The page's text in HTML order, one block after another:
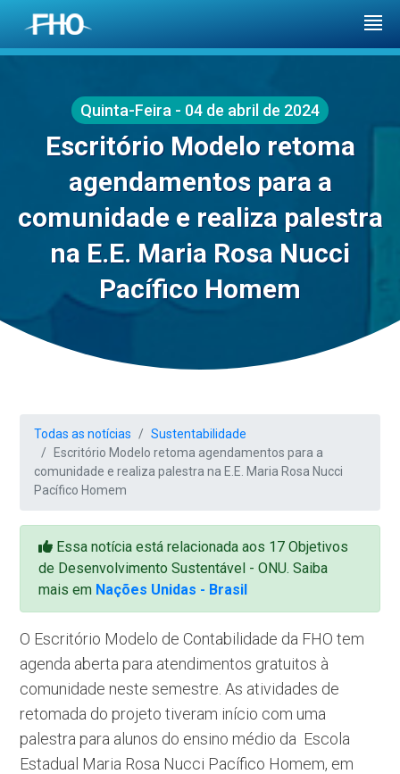
Quinta-Feira - 04 de abril de 2024
Escritório Modelo retoma
agendamentos para a
comunidade e realiza palestra
na E.E. Maria Rosa Nucci
Pacífico Homem
Todas as notícias
Sustentabilidade
Escritório Modelo retoma agendamentos para a
comunidade e realiza palestra na E.E. Maria Rosa Nucci
Pacífico Homem
Essa notícia está relacionada aos 17 Objetivos
de Desenvolvimento Sustentável - ONU. Saiba
mais em Nações Unidas - Brasil
O Escritório Modelo de Contabilidade da FHO tem
agenda aberta para atendimentos gratuitos à
comunidade neste semestre. As atividades de
retomada do projeto tiveram início com uma
palestra para alunos do ensino médio da Escola
Estadual Maria Rosa Nucci Pacífico Homem, em